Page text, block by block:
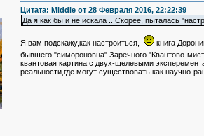
Цитата: Middle от 28 Февраля 2016, 22:22:39
Да я как бы и не искала .. Скорее, пыталась
Я вам подскажу,как настроиться,
книга
бывшего "симороновца" Заречного "Квантово-
квантовая картина с двух-щелевыми
реальности,где могут существовать как научно-